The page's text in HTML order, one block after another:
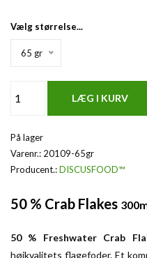
Vælg størrelse...
65 gr
På lager
Varenr.: 20109-65gr
Producent.:DISCUSFOOD™
50 % Crab Flakes
50 % Freshwater Crab
højkvalitets flagefoder. Et